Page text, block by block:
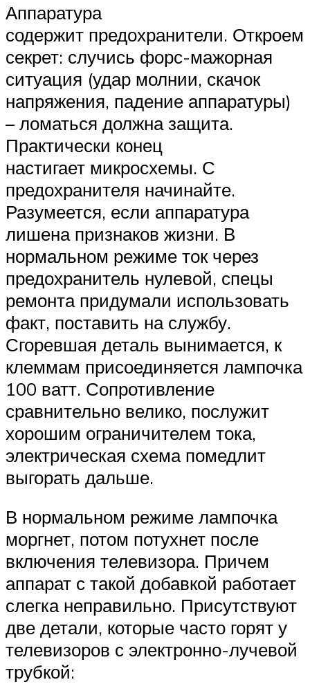
Аппаратура
содержит предохранители. Откроем
секрет: случись форс-мажорная
ситуация (удар молнии, скачок
напряжения, падение аппаратуры)
– ломаться должна защита.
Практически конец
настигает микросхемы. С
предохранителя начинайте.
Разумеется, если аппаратура
лишена признаков жизни. В
нормальном режиме ток через
предохранитель нулевой, спецы
ремонта придумали использовать
факт, поставить на службу.
Сгоревшая деталь вынимается, к
клеммам присоединяется лампочка
100 ватт. Сопротивление
сравнительно велико, послужит
хорошим ограничителем тока,
электрическая схема помедлит
выгорать дальше.
В нормальном режиме лампочка
моргнет, потом потухнет после
включения телевизора. Причем
аппарат с такой добавкой работает
слегка неправильно. Присутствуют
две детали, которые часто горят у
телевизоров с электронно-лучевой
трубкой: